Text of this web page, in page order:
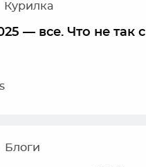
Курилка
— все. Что не так с
Блоги